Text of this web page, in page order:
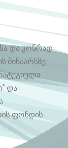
და კონრად
შინაარსზე
და
ფონდის